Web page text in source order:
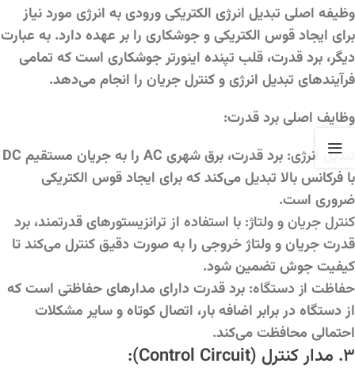
وظیفه اصلی تبدیل انرژی الکتریکی ورودی به انرژی مورد نیاز
برای ایجاد قوس الکتریکی و جوشکاری را بر عهده دارد. به عبارت
دیگر، برد قدرت، قلب تپنده اینورتر جوشکاری است که تمامی
فرآیندهای تبدیل انرژی و کنترل جریان را انجام می‌دهد.
وظایف اصلی برد قدرت:
تبدیل انرژی:
برد قدرت، برق شهری AC را به جریان مستقیم DC
با فرکانس بالا تبدیل می‌کند که برای ایجاد قوس الکتریکی
ضروری است.
کنترل جریان و ولتاژ: با استفاده از ترانزیستورهای قدرتمند، برد
قدرت جریان و ولتاژ خروجی را به صورت دقیق کنترل می‌کند تا
کیفیت جوش تضمین شود.
حفاظت از دستگاه: برد قدرت دارای مدارهای حفاظتی است که
از دستگاه در برابر اضافه بار، اتصال کوتاه و سایر مشکلات
احتمالی محافظت می‌کند.
۳. مدار کنترل (Control Circuit):